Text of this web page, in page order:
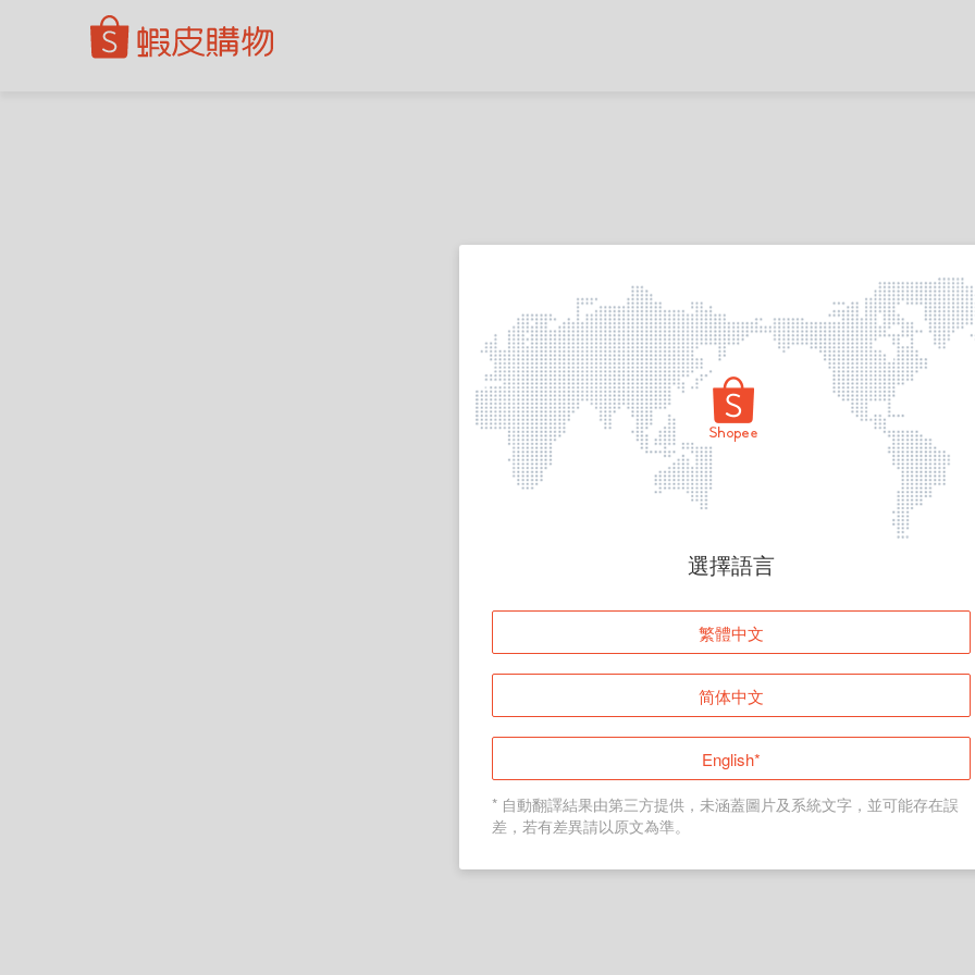
頁面無法顯示
登入
返回首頁
選擇語言
繁體中文
简体中文
English*
* 自動翻譯結果由第三方提供，未涵蓋圖片及系統文字，並可能存在誤
差，若有差異請以原文為準。